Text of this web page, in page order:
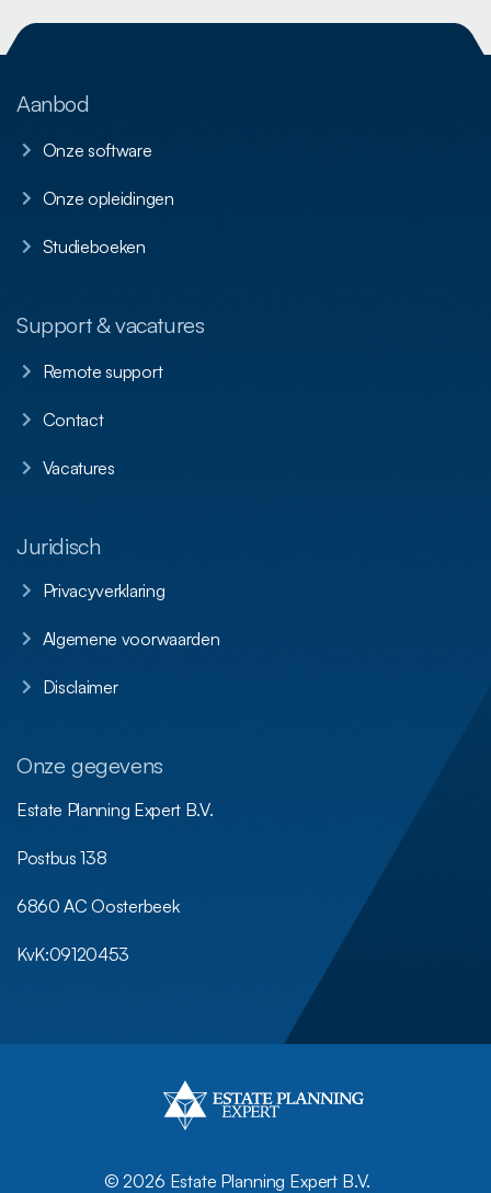
Aanbod
Onze software
Onze opleidingen
Studieboeken
Support & vacatures
Remote support
Contact
Vacatures
Juridisch
Privacyverklaring
Algemene voorwaarden
Disclaimer
Onze gegevens
Estate Planning Expert B.V.
Postbus 138
6860 AC Oosterbeek
KvK:09120453
©2026 Estate Planning Expert B.V.